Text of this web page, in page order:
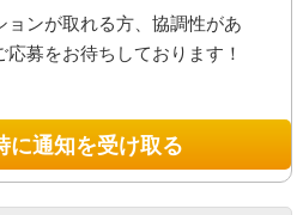
ョンが取れる方、協調性があ
募をお待ちしております！
通知を受け取る